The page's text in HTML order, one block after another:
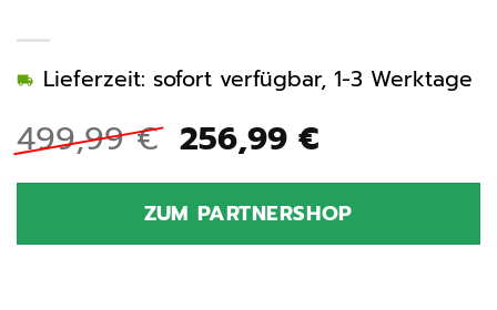
499,99€ Ursprünglicher
Preis
war:
499,99 €
256,99 €Aktueller
ist:
256,99 €.
Lieferzeit: sofort verfügbar, 1-3 Werktage
ZUM PARTNERSHOP